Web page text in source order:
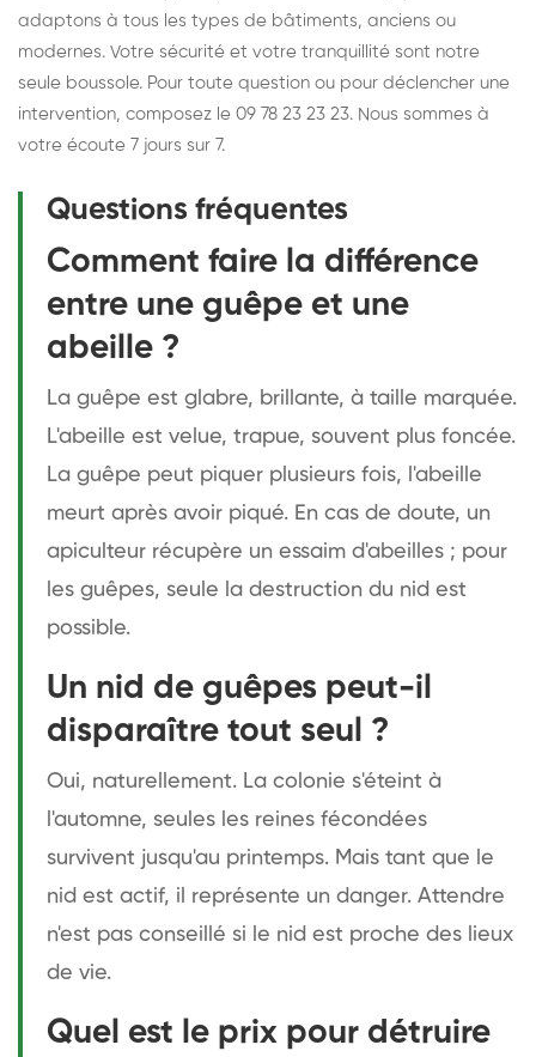
adaptons à tous les types de bâtiments, anciens ou
modernes. Votre sécurité et votre tranquillité sont notre
seule boussole. Pour toute question ou pour déclencher une
intervention, composez le 09 78 23 23 23. Nous sommes à
votre écoute 7 jours sur 7.
Questions fréquentes
Comment faire la différence
entre une guêpe et une
abeille ?
La guêpe est glabre, brillante, à taille marquée.
L'abeille est velue, trapue, souvent plus foncée.
La guêpe peut piquer plusieurs fois, l'abeille
meurt après avoir piqué. En cas de doute, un
apiculteur récupère un essaim d'abeilles ; pour
les guêpes, seule la destruction du nid est
possible.
Un nid de guêpes peut-il
disparaître tout seul ?
Oui, naturellement. La colonie s'éteint à
l'automne, seules les reines fécondées
survivent jusqu'au printemps. Mais tant que le
nid est actif, il représente un danger. Attendre
n'est pas conseillé si le nid est proche des lieux
de vie.
Quel est le prix pour détruire